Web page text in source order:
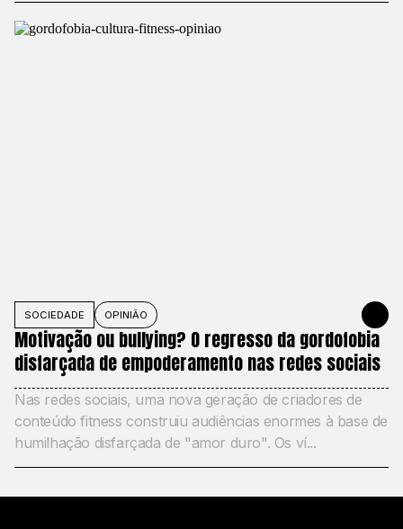
SOCIEDADE OPINIÃO 27 DE
Motivação ou bullying? O regresso da gordofobia
disfarçada de empoderamento nas redes sociais
Nas redes sociais, uma nova geração de criadores de
conteúdo fitness construiu audiências enormes à base de
humilhação disfarçada de "amor duro". Os ví...